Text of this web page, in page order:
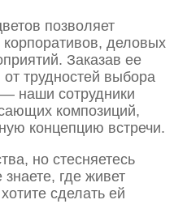
позволяет
деловых
Заказав ее
трудностей выбора
наши сотрудники
композиций,
концепцию встречи.
но стесняетесь
где живет
сделать ей